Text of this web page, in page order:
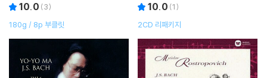
10.0 (3)
180g / 8p 부클릿
10.0 (1)
2CD 리패키지